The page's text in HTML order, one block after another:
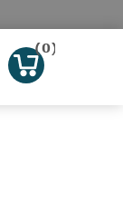
(0)